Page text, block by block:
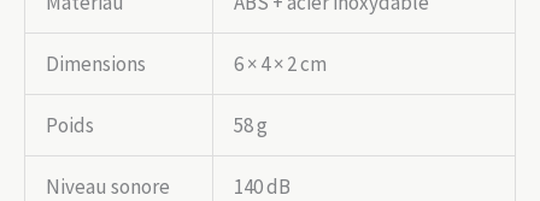
Dimensions 6 × 4 × 2 cm
Poids 58 g
Niveau sonore 140 dB